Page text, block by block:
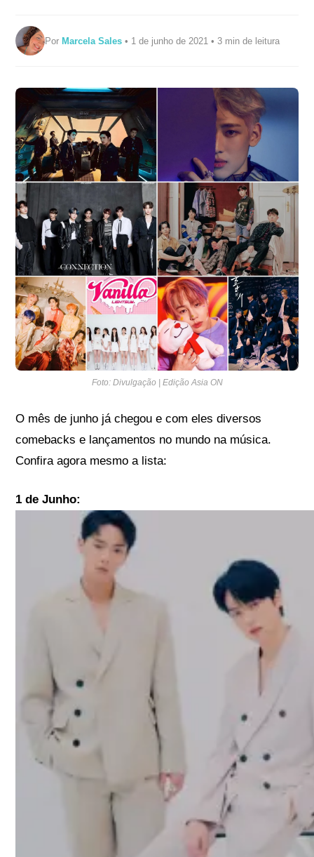
PorMarcela Sales • 1 de junho de 2021 • 3 min de leitura
Foto: Divulgação | Edição Asia ON
O mês de junho já chegou e com eles diversos
comebacks e lançamentos no mundo na música.
Confira agora mesmo a lista:
1 de Junho: